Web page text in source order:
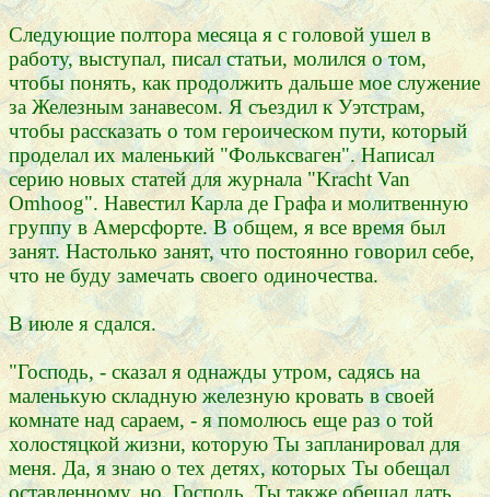
Следующие полтора месяца я с головой ушел в
работу, выступал, писал статьи, молился о том,
чтобы понять, как продолжить дальше мое служение
за Железным занавесом. Я съездил к Уэтстрам,
чтобы рассказать о том героическом пути, который
проделал их маленький "Фольксваген". Написал
серию новых статей для журнала "Kracht Van
Omhoog". Навестил Карла де Графа и молитвенную
группу в Амерсфорте. В общем, я все время был
занят. Настолько занят, что постоянно говорил себе,
что не буду замечать своего одиночества.
В июле я сдался.
"Господь, - сказал я однажды утром, садясь на
маленькую складную железную кровать в своей
комнате над сараем, - я помолюсь еще раз о той
холостяцкой жизни, которую Ты запланировал для
меня. Да, я знаю о тех детях, которых Ты обещал